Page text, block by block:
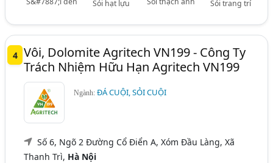
Sỏi hạt lựu Sỏi trang trí
4 Vôi, Dolomite Agritech VN199 - Công Ty
Trách Nhiệm Hữu Hạn Agritech VN199
Ngành:ĐÁ CUỘI, SỎI CUỘI
Số 6, Ngõ 2 Đường Cổ Điển A, Xóm Đầu Làng, Xã
Thanh Trì, Hà Nội